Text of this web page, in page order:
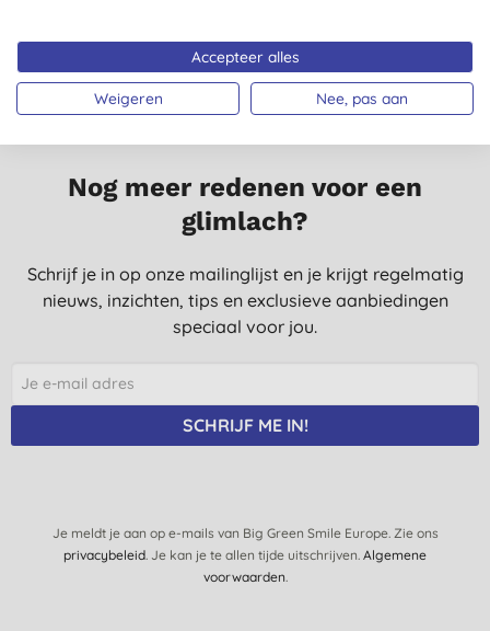
Nog meer redenen voor een
glimlach?
Schrijf je in op onze mailinglijst en je krijgt regelmatig
nieuws, inzichten, tips en exclusieve aanbiedingen
speciaal voor jou.
SCHRIJF ME IN!
Je meldt je aan op e-mails van Big Green Smile Europe. Zie ons
privacybeleid. Je kan je te allen tijde uitschrijven. Algemene
voorwaarden.
Accepteer alles
Weigeren Nee, pas aan